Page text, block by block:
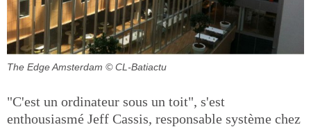
The Edge Amsterdam © CL-Batiactu
"C'est un ordinateur sous un toit", s'est
enthousiasmé Jeff Cassis, responsable système chez